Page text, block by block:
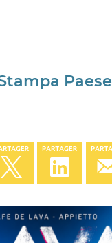
Paese